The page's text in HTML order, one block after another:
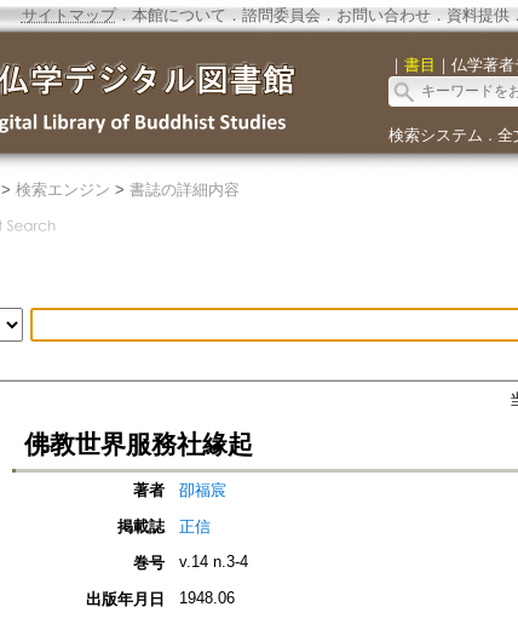
サイトマップ．本館について ． 諮問委員会． お問い合わせ． 資料提供．
｜ 書目 ｜ 仏学著者
検索システム ． 全
> 検索エンジン > 書誌の詳細内容
佛教世界服務社緣起
著者
卲福宸
掲載誌
正信
巻号
v.14 n.3-4
出版年月日 1948.06